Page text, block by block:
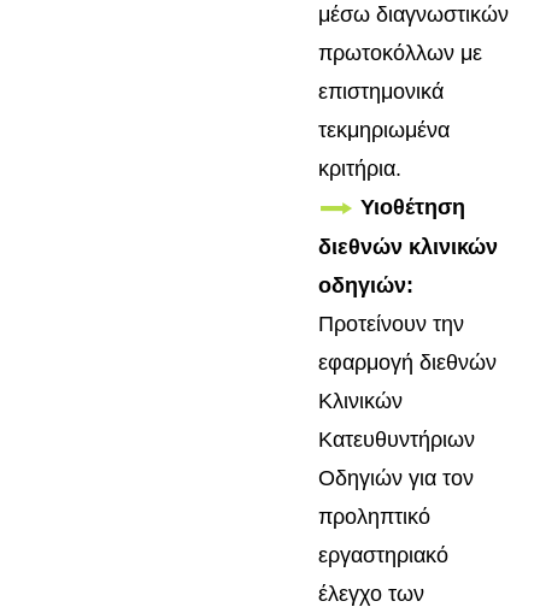
μέσω διαγνωστικών
πρωτοκόλλων με
επιστημονικά
τεκμηριωμένα
κριτήρια.
Υιοθέτηση
διεθνών κλινικών
οδηγιών:
Προτείνουν την
εφαρμογή διεθνών
Κλινικών
Κατευθυντήριων
Οδηγιών για τον
προληπτικό
εργαστηριακό
έλεγχο των